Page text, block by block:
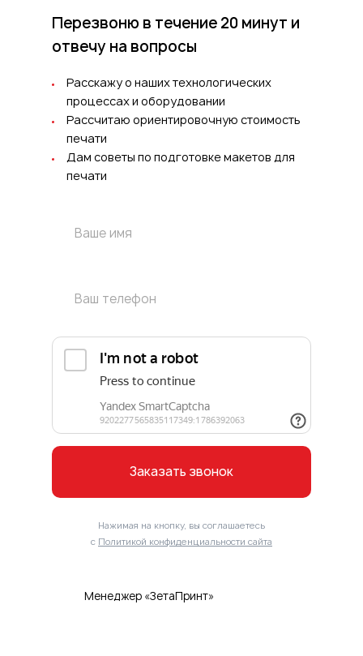
Менеджер «ЗетаПринт»
Перезвоню в течение 20 минут и
отвечу на вопросы
Расскажу о наших технологических
процессах и оборудовании
Рассчитаю ориентировочную стоимость
печати
Дам советы по подготовке макетов для
печати
Заказать звонок
Нажимая на кнопку, вы соглашаетесь
с Политикой конфиденциальности сайта